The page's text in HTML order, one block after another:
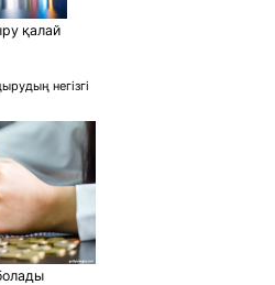
қалай
негізгі